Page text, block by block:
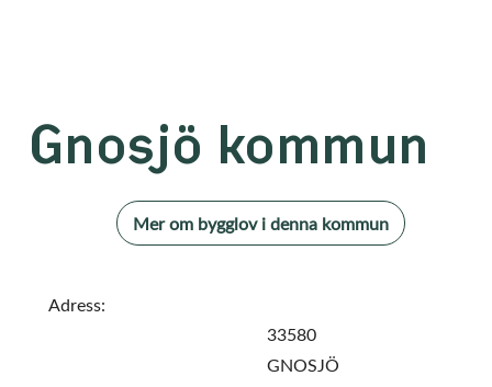
Gnosjö kommun
Mer om bygglov i denna kommun
Adress:
33580
GNOSJÖ